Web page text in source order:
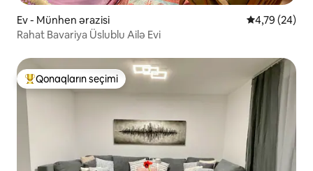
Ev - Münhen ərazisi Ortalama
4,79 (24)
Rahat Bavariya Üslublu Ailə Evi
Populyar "Qonaqların seçimi"
Qonaqların seçimi